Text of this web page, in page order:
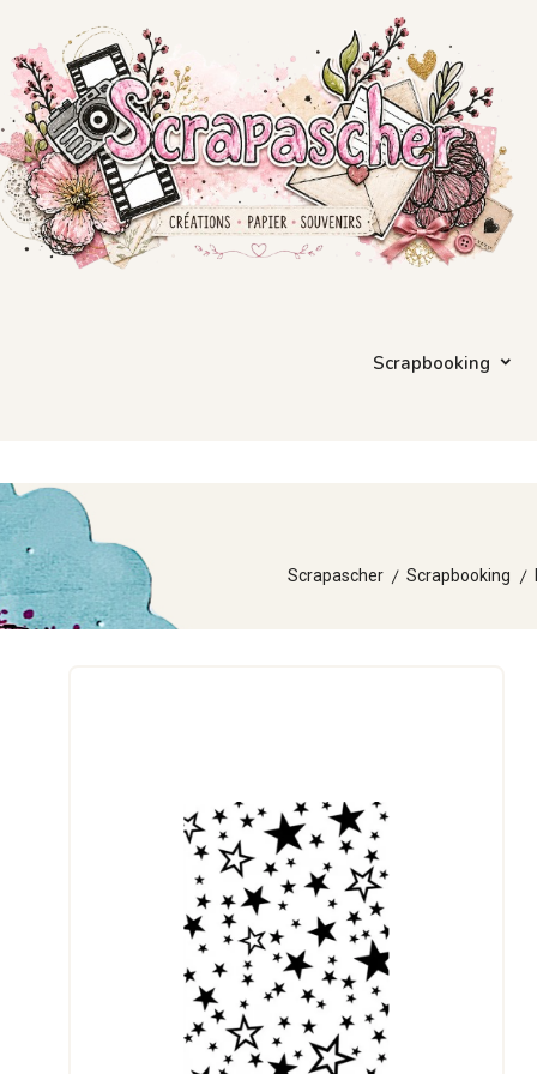
Scrapbooking
Scrapascher Scrapbooking